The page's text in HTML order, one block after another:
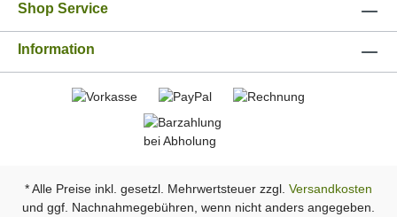
Shop Service
Information
* Alle Preise inkl. gesetzl. Mehrwertsteuer zzgl. Versandkosten
und ggf. Nachnahmegebühren, wenn nicht anders angegeben.